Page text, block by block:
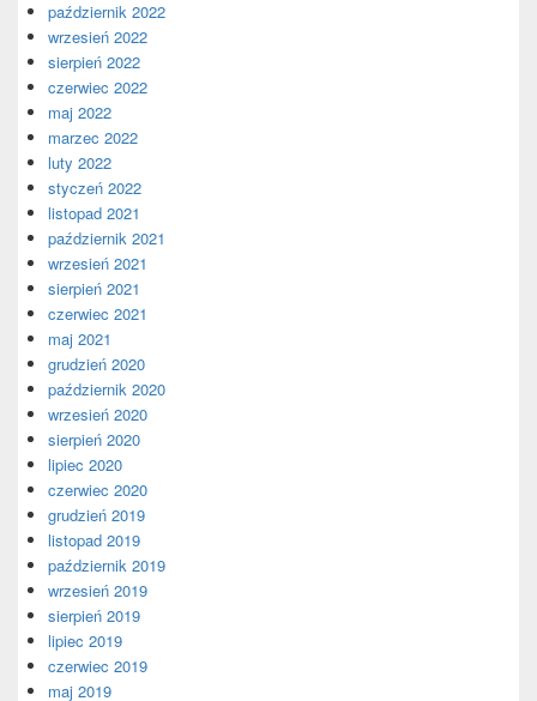
październik 2022
wrzesień 2022
sierpień 2022
czerwiec 2022
maj 2022
marzec 2022
luty 2022
styczeń 2022
listopad 2021
październik 2021
wrzesień 2021
sierpień 2021
czerwiec 2021
maj 2021
grudzień 2020
październik 2020
wrzesień 2020
sierpień 2020
lipiec 2020
czerwiec 2020
grudzień 2019
listopad 2019
październik 2019
wrzesień 2019
sierpień 2019
lipiec 2019
czerwiec 2019
maj 2019